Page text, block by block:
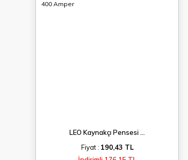
LEO Kaynakçı Pensesi ...
Fiyat : 190,43 TL